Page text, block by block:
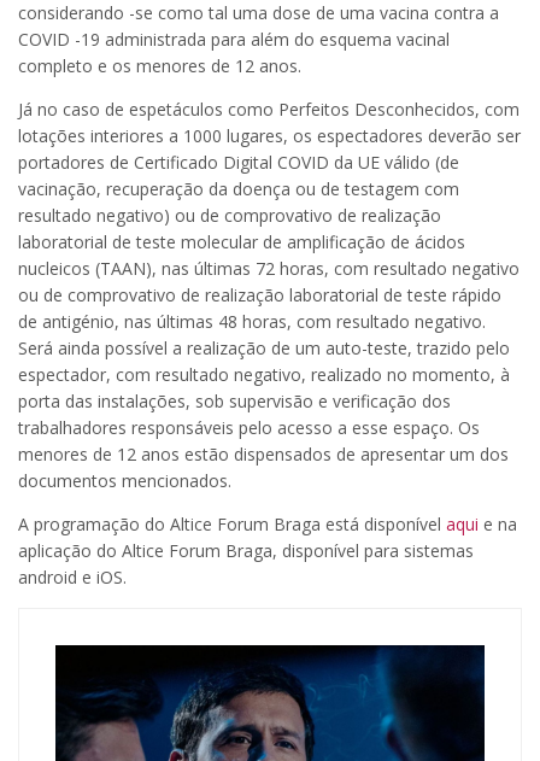
considerando -se como tal uma dose de uma vacina contra a
COVID -19 administrada para além do esquema vacinal
completo e os menores de 12 anos.
Já no caso de espetáculos como Perfeitos Desconhecidos, com
lotações interiores a 1000 lugares, os espectadores deverão ser
portadores de Certificado Digital COVID da UE válido (de
vacinação, recuperação da doença ou de testagem com
resultado negativo) ou de comprovativo de realização
laboratorial de teste molecular de amplificação de ácidos
nucleicos (TAAN), nas últimas 72 horas, com resultado negativo
ou de comprovativo de realização laboratorial de teste rápido
de antigénio, nas últimas 48 horas, com resultado negativo.
Será ainda possível a realização de um auto-teste, trazido pelo
espectador, com resultado negativo, realizado no momento, à
porta das instalações, sob supervisão e verificação dos
trabalhadores responsáveis pelo acesso a esse espaço. Os
menores de 12 anos estão dispensados de apresentar um dos
documentos mencionados.
A programação do Altice Forum Braga está disponível aqui e na
aplicação do Altice Forum Braga, disponível para sistemas
android e iOS.